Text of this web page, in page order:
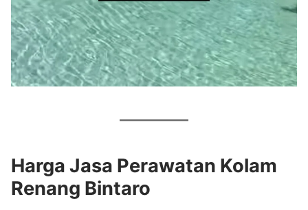
Harga Jasa Perawatan Kolam
Renang Bintaro